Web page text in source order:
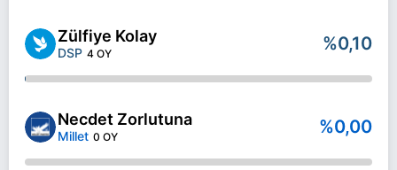
Zülfiye Kolay
DSP 4 OY %0,10
Necdet Zorlutuna
Millet 0 OY %0,00